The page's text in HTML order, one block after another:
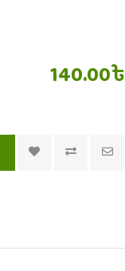
140.00৳